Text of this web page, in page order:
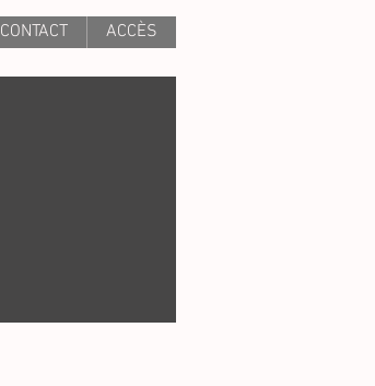
CONTACT ACCÈS